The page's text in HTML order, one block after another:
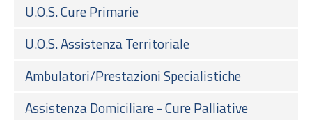
U.O.S. Cure Primarie
U.O.S. Assistenza Territoriale
Ambulatori/Prestazioni Specialistiche
Assistenza Domiciliare - Cure Palliative